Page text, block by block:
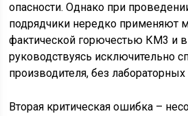
опасности. Однако при
подрядчики нередко применяют
фактической горючестью КМ3 и
руководствуясь исключительно
производителя, без
Вторая критическая ошибка –